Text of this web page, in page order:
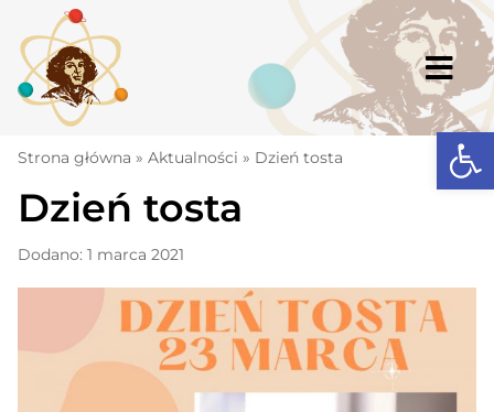
content
Strona główna
Aktualności
Komunikaty
Szkoła
Dokumenty
Osiągnięcia
Strona główna » Aktualności » Dzień tosta
Dzień tosta
Dodano: 1 marca 2021